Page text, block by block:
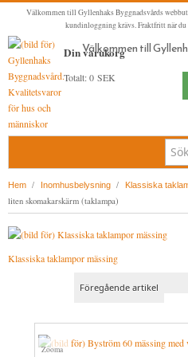
Välkommen till Gyllenhaks Byggnadsvårds
kundinloggning krävs. Fraktfritt när
Välkommen till
Din varukorg
Totalt:0 SEK
HEM
NYA PRODUKTER
LINOLJEFÄRG & SLAMFÄRG
LINOLJEFÄRGER
VITA KULÖRER
GULA KULÖRER
MATTA LINOLJEFÄRGER
KONSTNÄRSFÄRGER
KLASSISKA KLÄDER
RESISTANT WORK WEAR
VÄSTAR
BADRUM & KÖK (KRANAR &
TVÄTTSTÄLLSBLANDARE
DÖRRHANDTAG MÄSSING
YTTERDÖRRSHANDTAG
Hem / Inomhusbelysning / Klassiska
liten skomakarskärm (taklampa)
Klassiska taklampor mässing
Föregående artikel
Zooma